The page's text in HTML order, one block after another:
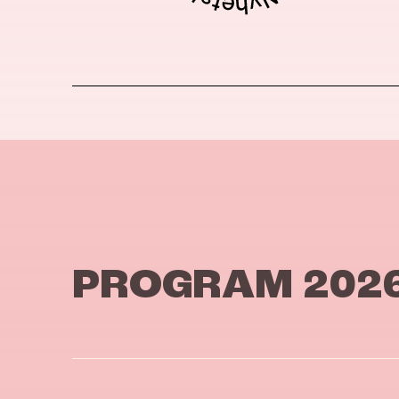
PROGRAM